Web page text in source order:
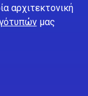
αρχιτεκτονική
μας